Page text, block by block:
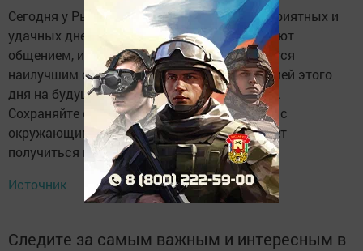
Сегодня у Рыб будет один из самых благоприятных и
удачных дней. Дела спорятся, родные радуют
общением, и вообще всё вокруг складывается
наилучшим образом. Подзарядитесь энергией этого
дня на будущее, ведь такое бывает нечасто.
Сохраняйте оптимизм и будьте приветливы с
окружающими людьми. Сегодня у вас может
получиться многое из задуманного.
Источник
Следите за самым важным и интересным в